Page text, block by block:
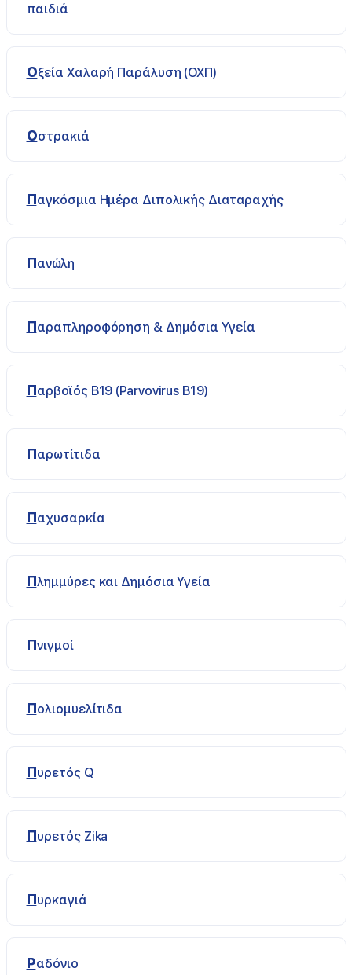
παιδιά
Οξεία Χαλαρή Παράλυση (ΟΧΠ)
Οστρακιά
Παγκόσμια Ημέρα Διπολικής Διαταραχής
Πανώλη
Παραπληροφόρηση & Δημόσια Υγεία
Παρβοϊός B19 (Parvovirus B19)
Παρωτίτιδα
Παχυσαρκία
Πλημμύρες και Δημόσια Υγεία
Πνιγμοί
Πολιομυελίτιδα
Πυρετός Q
Πυρετός Ζika
Πυρκαγιά
Ραδόνιο